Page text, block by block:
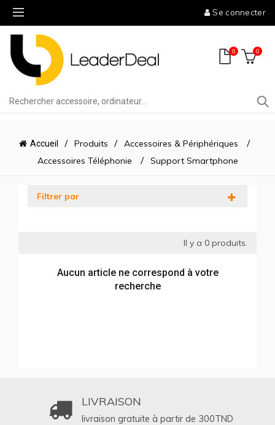
Se connecter
0 0
Accueil Produits
Accessoires & Périphériques
Accessoires Téléphonie
Support Smartphone
Filtrer par
Il y a 0 produits.
Aucun article ne correspond à votre
recherche
LIVRAISON
livraison gratuite à partir de 300TND